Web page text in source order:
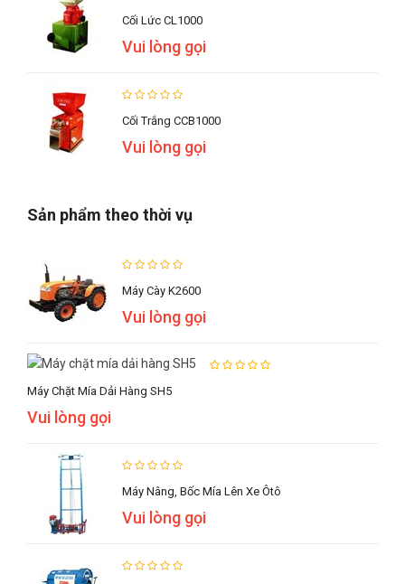
Cối Lức CL1000
Vui lòng gọi
Cối Trắng CCB1000
Vui lòng gọi
Sản phẩm theo thời vụ
Máy Cày K2600
Vui lòng gọi
Máy Chặt Mía Dải Hàng SH5
Vui lòng gọi
Máy Nâng, Bốc Mía Lên Xe Ôtô
Vui lòng gọi